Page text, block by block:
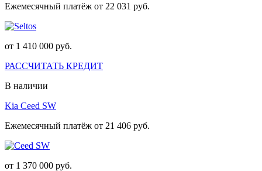
Ежемесячный платёж от 22 031 руб.
от 1 410 000 руб.
РАССЧИТАТЬ КРЕДИТ
В наличии
Kia Ceed SW
Ежемесячный платёж от 21 406 руб.
от 1 370 000 руб.